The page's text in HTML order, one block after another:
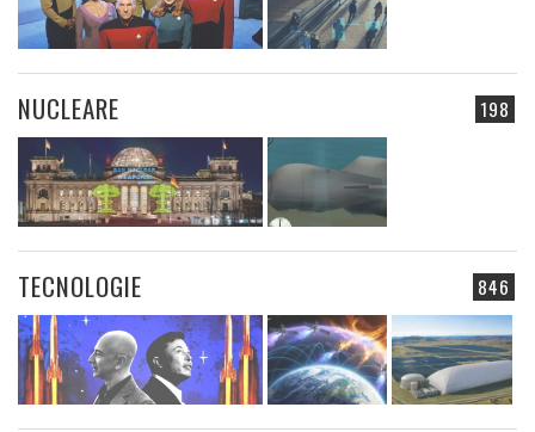
198
NUCLEARE
846
TECNOLOGIE